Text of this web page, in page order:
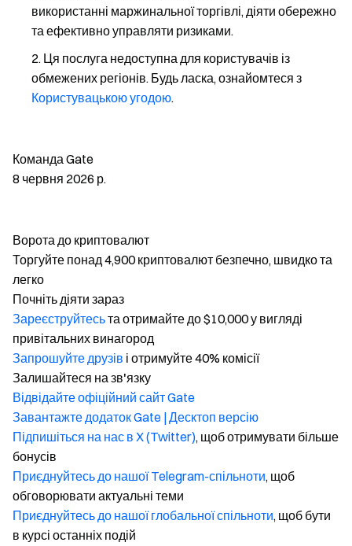
використанні маржинальної торгівлі, діяти обережно
та ефективно управляти ризиками.
Ця послуга недоступна для користувачів із
обмежених регіонів. Будь ласка, ознайомтеся з
Користувацькою угодою.
Команда Gate
8 червня 2026 р.
Ворота до криптовалют
Торгуйте понад 4,900 криптовалют безпечно, швидко та
легко
Почніть діяти зараз
Зареєструйтесьта отримайте до $10,000 у вигляді
привітальних винагород
Запрошуйте друзів і отримуйте 40% комісії
Залишайтеся на зв'язку
Відвідайте офіційний сайт Gate
Завантажте додаток Gate | Десктоп версію
Підпишіться на нас в X (Twitter), щоб отримувати більше
бонусів
Приєднуйтесь до нашої Telegram-спільноти, щоб
обговорювати актуальні теми
Приєднуйтесь до нашої глобальної спільноти, щоб бути
в курсі останніх подій